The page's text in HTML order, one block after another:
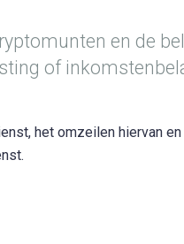
en de
of
het omzeilen hiervan